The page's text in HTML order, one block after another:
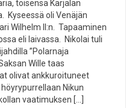
toisensa Karjalan
Kyseessä oli Venäjän
Wilhelm II:n. Tapaaminen
eli laivassa. Nikolai tuli
”Polarnaja
Wille taas
olivat ankkuroituneet
Nikun
vaatimuksen […]